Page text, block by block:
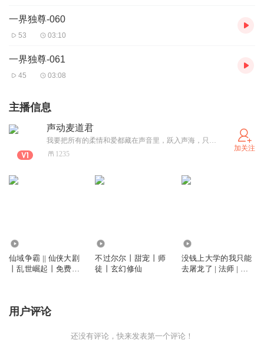
一界独尊-060
53 03:10
一界独尊-061
45 03:08
主播信息
声动麦道君
我要把所有的柔情和爱都藏在声音里，跃入声海，只为遇见你！
1235
加关注
仙域争霸 || 仙侠大剧
丨乱世崛起丨免费精
不过尔尔丨甜宠丨师
徒丨玄幻修仙
没钱上大学的我只能
去屠龙了 | 法师 | 天
用户评论
还没有评论，快来发表第一个评论！